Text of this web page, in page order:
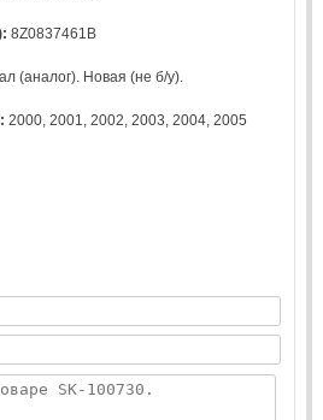
8Z0837461B
(аналог). Новая (не б/у).
2000 ,2001 ,2002 ,2003 ,2004 ,2005